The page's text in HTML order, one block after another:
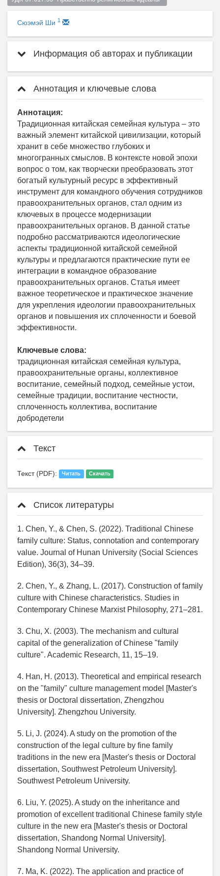
Сюэмэй Ши 1
Информация об авторах и публикации
Аннотация и ключевые слова
Аннотация:
Традиционная китайская семейная культура – это
важный элемент китайской цивилизации, который
хранит в себе множество глубоких и
многогранных смыслов. В контексте новой эпохи
вопрос о том, как творчески преобразовать этот
богатый культурный ресурс в эффективный
инструмент для командного обучения сотрудников
правоохранительных органов, стал одним из
ключевых в процессе модернизации
правоохранительных органов. В данной статье
подробно рассматриваются идеологические
аспекты традиционной китайской семейной
культуры и предлагаются практические пути ее
интеграции в командное образование
правоохранительных органов. Статья имеет
важное теоретическое и практическое значение
для укрепления идеологии правоохранительных
органов и повышения их сплоченности и боевой
эффективности.
Ключевые слова:
традиционная китайская семейная культура,
правоохранительные органы, коллективное
воспитание, семейный подход, семейные устои,
семейные традиции, воспитание честности,
сплоченность коллектива, воспитание
добродетели
Текст
Текст (PDF): Читать Скачать
Список литературы
1. Chen, Y., & Chen, S. (2022). Traditional Chinese
family culture: Status, connotation and contemporary
value. Journal of Hunan University (Social Sciences
Edition), 36(3), 34–39.
2. Chen, Y., & Zhang, L. (2017). Construction of family
culture with Chinese characteristics. Studies in
Contemporary Chinese Marxist Philosophy, 271–281.
3. Chu, X. (2003). The mechanism and cultural
capital of the generalization of Chinese "family
culture". Academic Research, 11, 15–19.
4. Han, H. (2013). Theoretical and empirical research
on the "family" culture management model [Master's
thesis or Doctoral dissertation, Zhengzhou
University]. Zhengzhou University.
5. Li, J. (2024). A study on the promotion of the
construction of the legal culture by fine family
traditions in the new era [Master's thesis or Doctoral
dissertation, Southwest Petroleum University].
Southwest Petroleum University.
6. Liu, Y. (2025). A study on the inheritance and
promotion of excellent traditional Chinese family style
culture in the new era [Master's thesis or Doctoral
dissertation, Shandong Normal University].
Shandong Normal University.
7. Ma, K. (2022). The application and practice of